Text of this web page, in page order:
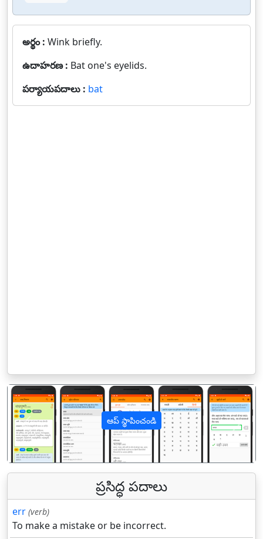
అర్థం : Wink briefly.
ఉదాహరణ : Bat one's eyelids.
పర్యాయపదాలు : bat
ఆప్ స్థాపించండి
पिछला
ప్రసిద్ధ పదాలు
err (verb)
To make a mistake or be incorrect.